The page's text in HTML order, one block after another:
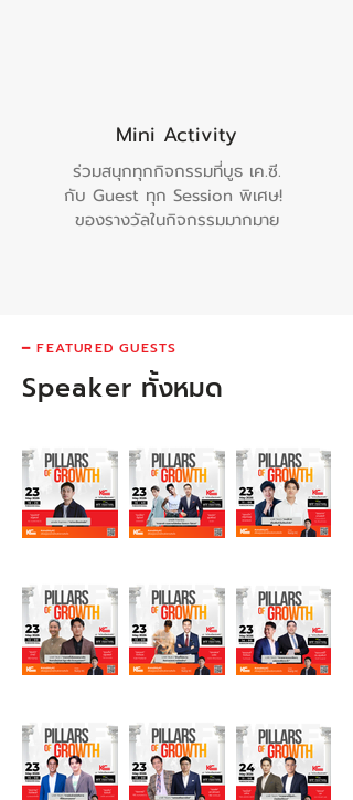
Mini Activity
ร่วมสนุกทุกกิจกรรมที่บูธ เค.ซี.
กับ Guest ทุก Session พิเศษ!
ของรางวัลในกิจกรรมมากมาย
━ FEATURED GUESTS
Speaker ทั้งหมด